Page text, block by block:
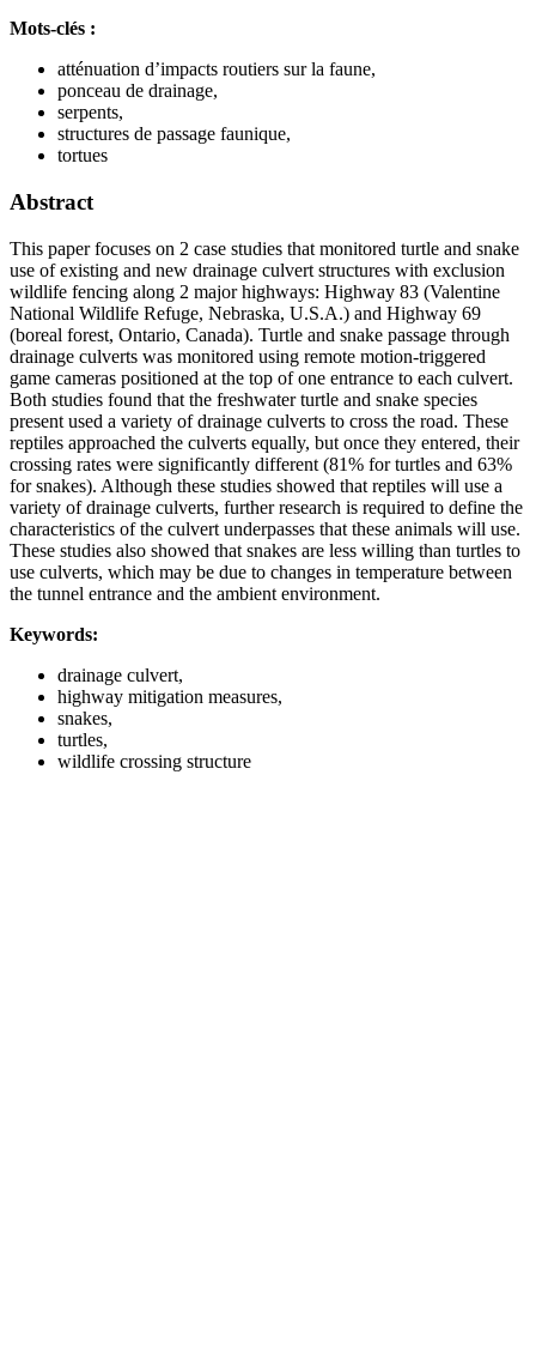
Mots-clés :
atténuation d’impacts routiers sur la faune,
ponceau de drainage,
serpents,
structures de passage faunique,
tortues
Abstract
This paper focuses on 2 case studies that monitored turtle and snake
use of existing and new drainage culvert structures with exclusion
wildlife fencing along 2 major highways: Highway 83 (Valentine
National Wildlife Refuge, Nebraska, U.S.A.) and Highway 69
(boreal forest, Ontario, Canada). Turtle and snake passage through
drainage culverts was monitored using remote motion-triggered
game cameras positioned at the top of one entrance to each culvert.
Both studies found that the freshwater turtle and snake species
present used a variety of drainage culverts to cross the road. These
reptiles approached the culverts equally, but once they entered, their
crossing rates were significantly different (81% for turtles and 63%
for snakes). Although these studies showed that reptiles will use a
variety of drainage culverts, further research is required to define the
characteristics of the culvert underpasses that these animals will use.
These studies also showed that snakes are less willing than turtles to
use culverts, which may be due to changes in temperature between
the tunnel entrance and the ambient environment.
Keywords:
drainage culvert,
highway mitigation measures,
snakes,
turtles,
wildlife crossing structure